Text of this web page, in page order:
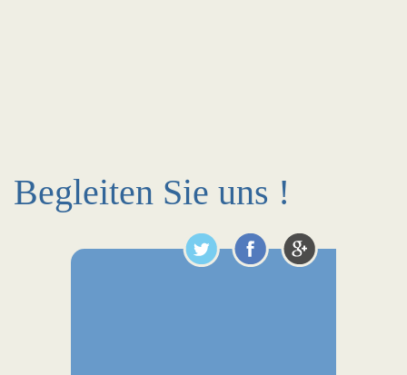
Begleiten Sie uns !